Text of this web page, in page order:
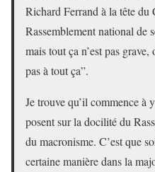
Richard Ferrand à la tête
Rassemblement national de
mais tout ça n’est pas
pas à tout ça”.
Je trouve qu’il commence à
posent sur la docilité du
du macronisme. C’est que
certaine manière dans la